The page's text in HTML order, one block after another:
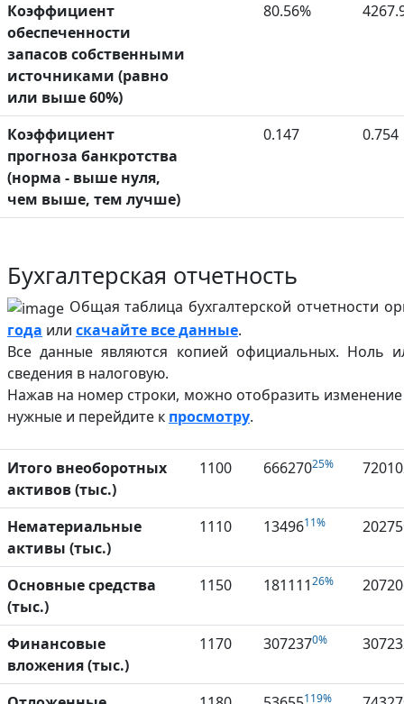
Коэффициент
обеспеченности
запасов собственными
источниками (равно
или выше 60%)
80.56%
Коэффициент
прогноза банкротства
(норма - выше нуля,
чем выше, тем лучше)
0.147 0.754
Бухгалтерская отчетность
Общая таблица бухгалтерской отчетности
года или скачайте все данные.
Все данные являются копией официальных. Ноль
сведения в налоговую.
Нажав на номер строки, можно отобразить
нужные и перейдите к просмотру.
Итого внеоборотных
активов (тыс.)
1100 66627025%
Нематериальные
активы (тыс.)
1110 1349611% 20275
Основные средства
(тыс.)
1150 18111126%
Финансовые
вложения (тыс.)
1170 3072370%
119%